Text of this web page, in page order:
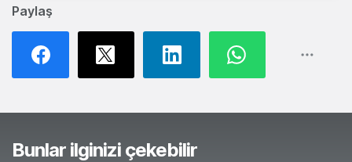
Paylaş
Bunlar ilginizi çekebilir